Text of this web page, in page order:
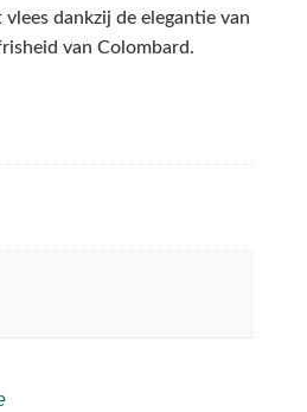
dankzij de elegantie van
van Colombard.